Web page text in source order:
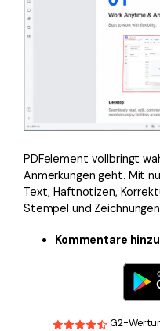
PDFelement vollbringt
Anmerkungen geht. Mit
Text, Haftnotizen,
Stempel und
Kommentare
G2-